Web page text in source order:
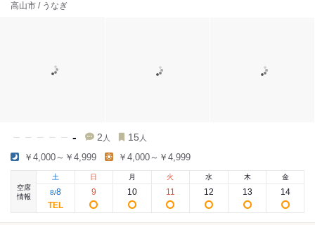
高山市 / うなぎ
- 2 人 15 人
￥4,000～￥4,999 ￥4,000～￥4,999
空席
情報
土
8/8
日
9
月
10
火
11
水
12
木
13
金
14